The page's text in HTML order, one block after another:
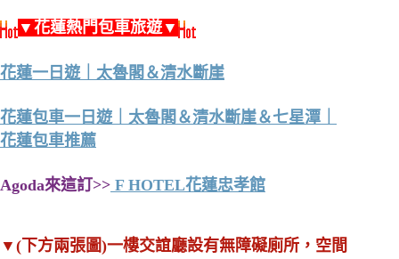
▼花蓮熱門包車旅遊▼
花蓮一日遊｜太魯閣＆清水斷崖
花蓮包車一日遊｜太魯閣＆清水斷崖＆七星潭｜
花蓮包車推薦
Agoda來這訂>> F HOTEL花蓮忠孝館
▼(下方兩張圖)一樓交誼廳設有無障礙廁所，空間